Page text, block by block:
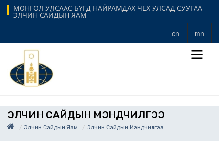
МОНГОЛ УЛСААС БҮГД НАЙРАМДАХ ЧЕХ УЛСАД СУУГАА
ЭЛЧИН САЙДЫН ЯАМ
en mn
ЭЛЧИН САЙДЫН МЭНДЧИЛГЭЭ
Элчин Сайдын Яам Элчин Сайдын Мэндчилгээ